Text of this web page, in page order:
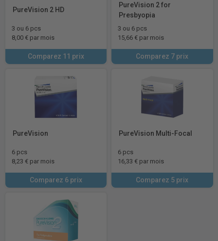
PureVision 2 HD
3 ou 6 pcs
8,00 € par mois
Comparez 11 prix
PureVision 2 for
Presbyopia
3 ou 6 pcs
15,66 € par mois
Comparez 7 prix
PureVision
6 pcs
8,23 € par mois
Comparez 6 prix
PureVision Multi-Focal
6 pcs
16,33 € par mois
Comparez 5 prix